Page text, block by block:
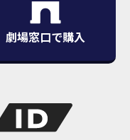
劇場窓口で購入